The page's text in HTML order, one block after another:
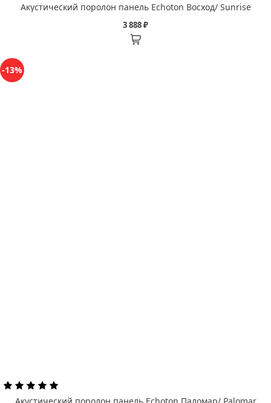
Акустический поролон панель Echoton Восход/ Sunrise
3 888 ₽
-13%